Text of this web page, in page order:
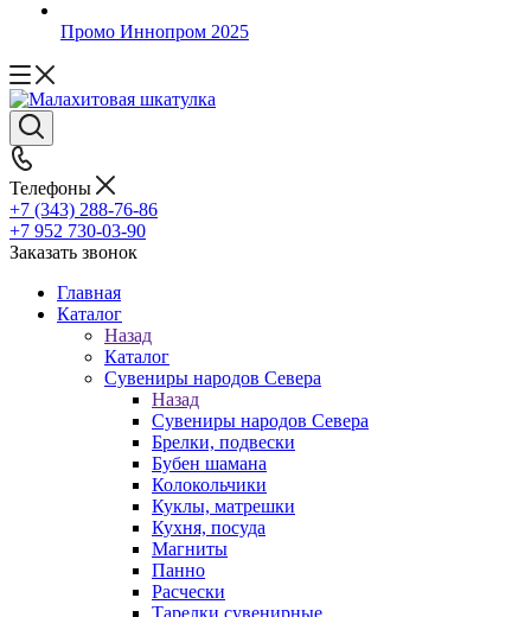
Промо Иннопром 2025
Телефоны
+7 (343) 288-76-86
+7 952 730-03-90
Заказать звонок
Главная
Каталог
Назад
Каталог
Сувениры народов Севера
Назад
Сувениры народов Севера
Брелки, подвески
Бубен шамана
Колокольчики
Куклы, матрешки
Кухня, посуда
Магниты
Панно
Расчески
Тарелки сувенирные